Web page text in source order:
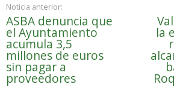
Noticia anterior:
ASBA denuncia que
el Ayuntamiento
acumula 3,5
millones de euros
sin pagar a
proveedores
la